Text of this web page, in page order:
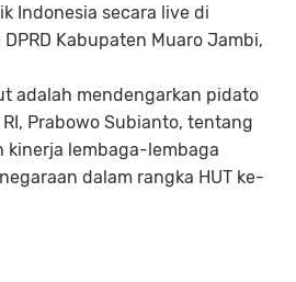
Indonesia secara live di
Kabupaten Muaro Jambi,
adalah mendengarkan pidato
Prabowo Subianto, tentang
kinerja lembaga-lembaga
dalam rangka HUT ke-